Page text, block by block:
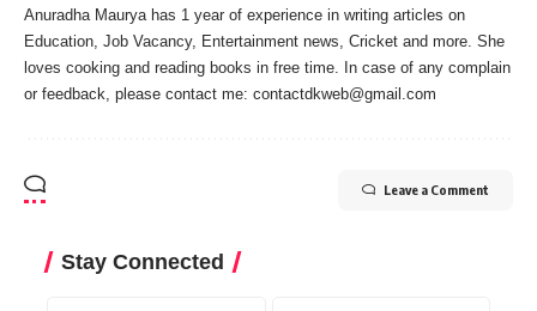
Anuradha Maurya has 1 year of experience in writing articles on
Education, Job Vacancy, Entertainment news, Cricket and more. She
loves cooking and reading books in free time. In case of any complain
or feedback, please contact me: contactdkweb@gmail.com
Leave a Comment
Stay Connected